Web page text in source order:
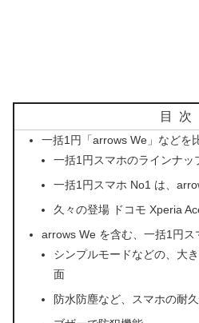
目次
一括1円「arrows We」などを
一括1円スマホのラインナッ
一括1円スマホ No1 は、
久々の登場 ドコモ Xperia
arrows We を含む、一括1円ス
シンプルモードなどの、大
面
防水防塵など、スマホの耐